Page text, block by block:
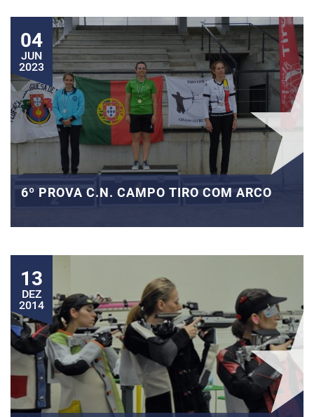
04
JUN
2023
6º PROVA C.N. CAMPO TIRO COM ARCO
13
DEZ
2014